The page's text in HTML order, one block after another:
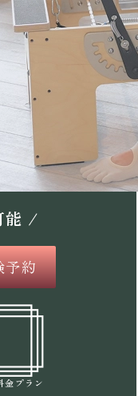
能 /
予約
金プラン